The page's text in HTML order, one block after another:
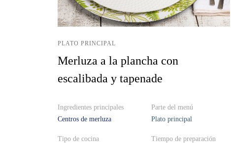
PLATO PRINCIPAL
Merluza a la plancha con
escalibada y tapenade
Ingredientes principales
Centros de merluza
Tipo de cocina
Parte del menú
Plato principal
Tiempo de preparación